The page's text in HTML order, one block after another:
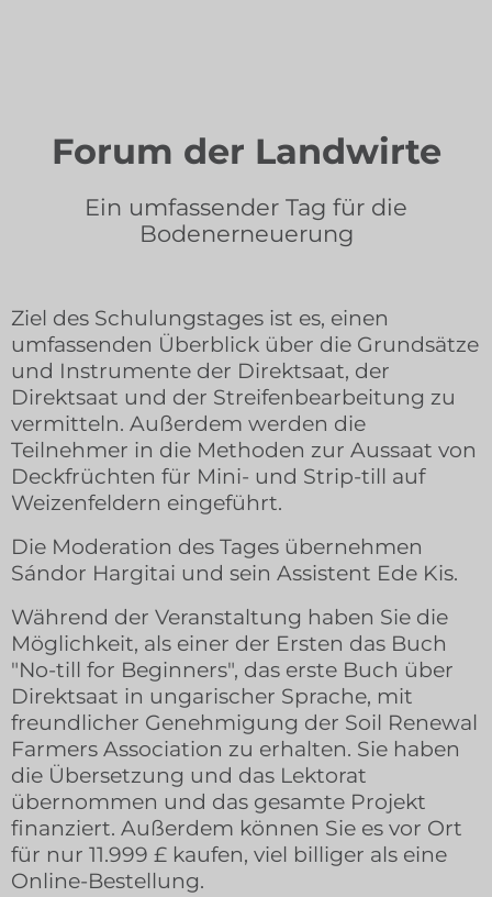
Forum der Landwirte
Ein umfassender Tag für die
Bodenerneuerung
Ziel des Schulungstages ist es, einen
umfassenden Überblick über die Grundsätze
und Instrumente der Direktsaat, der
Direktsaat und der Streifenbearbeitung zu
vermitteln. Außerdem werden die
Teilnehmer in die Methoden zur Aussaat von
Deckfrüchten für Mini- und Strip-till auf
Weizenfeldern eingeführt.
Die Moderation des Tages übernehmen
Sándor Hargitai und sein Assistent Ede Kis.
Während der Veranstaltung haben Sie die
Möglichkeit, als einer der Ersten das Buch
"No-till for Beginners", das erste Buch über
Direktsaat in ungarischer Sprache, mit
freundlicher Genehmigung der Soil Renewal
Farmers Association zu erhalten. Sie haben
die Übersetzung und das Lektorat
übernommen und das gesamte Projekt
finanziert. Außerdem können Sie es vor Ort
für nur 11.999 £ kaufen, viel billiger als eine
Online-Bestellung.